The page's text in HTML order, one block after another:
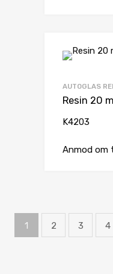
AUTOGLAS
Resin 20
K4203
Anmod om
1 2 3 4